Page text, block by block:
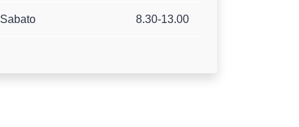
Sabato 8.30-13.00